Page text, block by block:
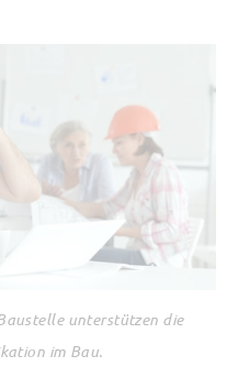
unterstützen die
im Bau.